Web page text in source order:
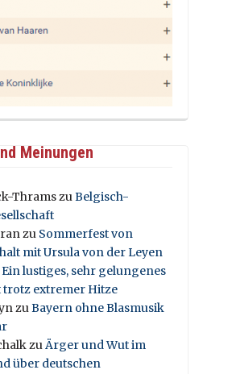
Meinungen
ThramszuBelgisch-
zu Sommerfest von
mit Ursula von der Leyen
Ein lustiges, sehr gelungenes
trotz extremer Hitze
zuBayern ohne Blasmusik
zuÄrger und Wut im
über deutschen